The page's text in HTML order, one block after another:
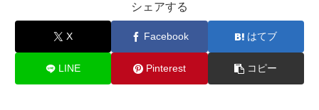
シェアする
X Facebook はてブ
LINE Pinterest コピー